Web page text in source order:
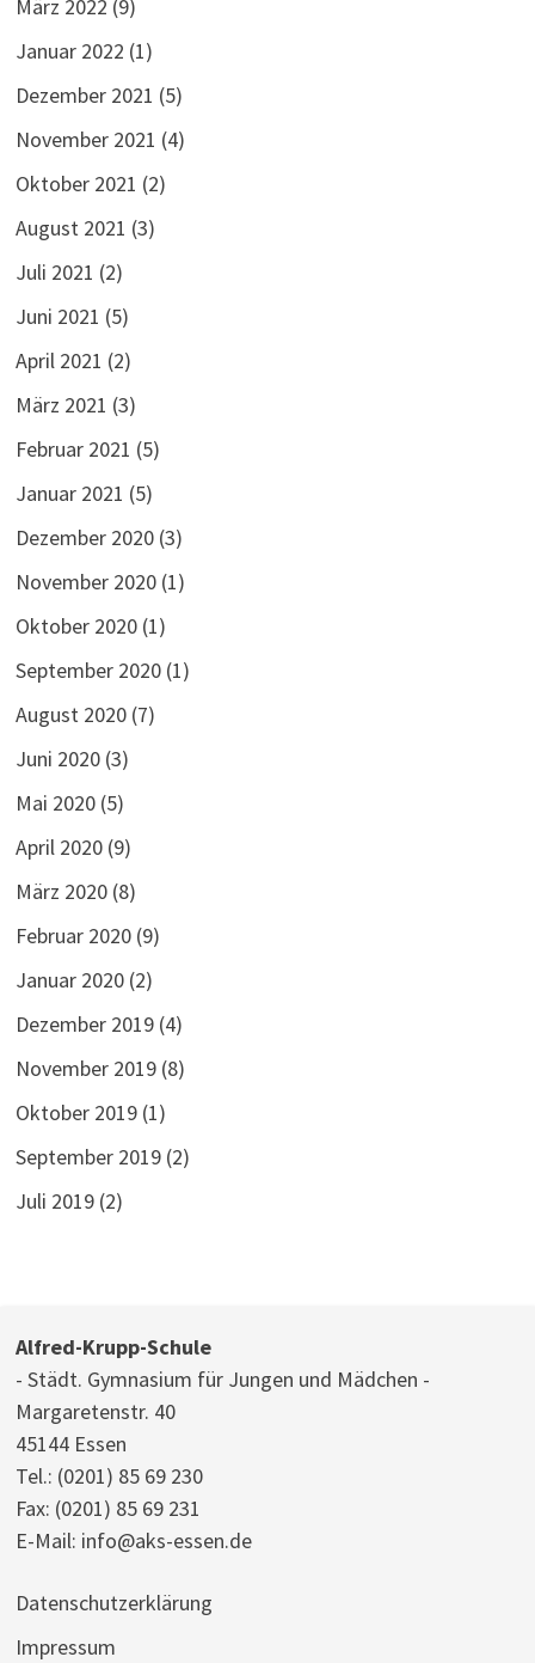
März 2022 (9)
Januar 2022 (1)
Dezember 2021 (5)
November 2021 (4)
Oktober 2021 (2)
August 2021 (3)
Juli 2021 (2)
Juni 2021 (5)
April 2021 (2)
März 2021 (3)
Februar 2021 (5)
Januar 2021 (5)
Dezember 2020(3)
November 2020(1)
Oktober 2020(1)
September 2020(1)
August 2020(7)
Juni 2020(3)
Mai 2020(5)
April 2020(9)
März 2020(8)
Februar 2020(9)
Januar 2020(2)
Dezember 2019(4)
November 2019(8)
Oktober 2019(1)
September 2019(2)
Juli 2019(2)
Alfred-Krupp-Schule
- Städt. Gymnasium für Jungen und Mädchen -
Margaretenstr. 40
45144 Essen
Tel.: (0201) 85 69 230
Fax: (0201) 85 69 231
E-Mail: info@aks-essen.de
Datenschutzerklärung
Impressum